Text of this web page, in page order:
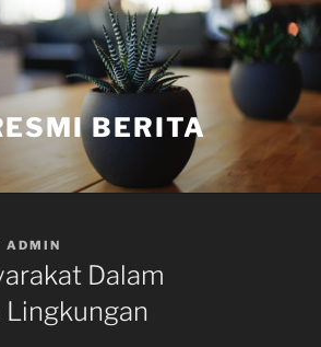
BERITA
ADMIN
Dalam